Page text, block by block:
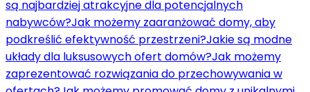
są najbardziej atrakcyjne dla potencjalnych
nabywców?Jak możemy zaaranżować domy, aby
podkreślić efektywność przestrzeni?Jakie są modne
układy dla luksusowych ofert domów?Jak możemy
zaprezentować rozwiązania do przechowywania w